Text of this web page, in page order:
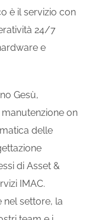
è il servizio con
24/7
e
Gesù,
on
delle
di Asset &
IMAC.
nel settore, la